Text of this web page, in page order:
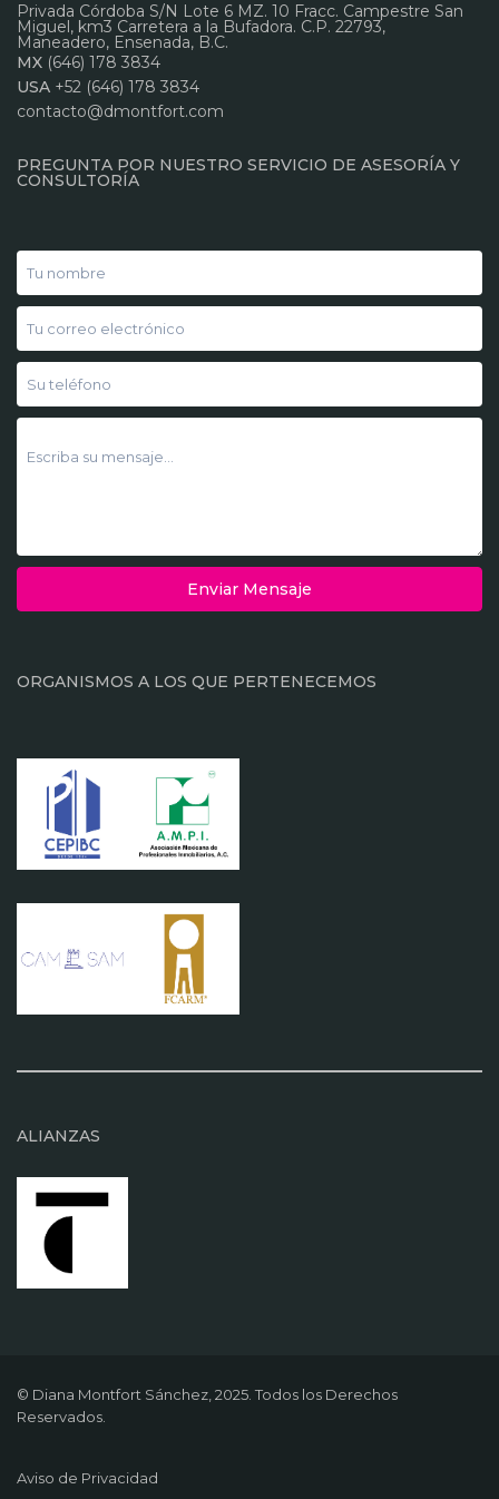
Privada Córdoba S/N Lote 6 MZ. 10 Fracc. Campestre San
Miguel, km3 Carretera a la Bufadora. C.P. 22793,
Maneadero, Ensenada, B.C.
MX (646) 178 3834
USA +52 (646) 178 3834
contacto@dmontfort.com
PREGUNTA POR NUESTRO SERVICIO DE ASESORÍA Y
CONSULTORÍA
Enviar Mensaje
ORGANISMOS A LOS QUE PERTENECEMOS
ALIANZAS
© Diana Montfort Sánchez, 2025. Todos los Derechos
Reservados.
Aviso de Privacidad